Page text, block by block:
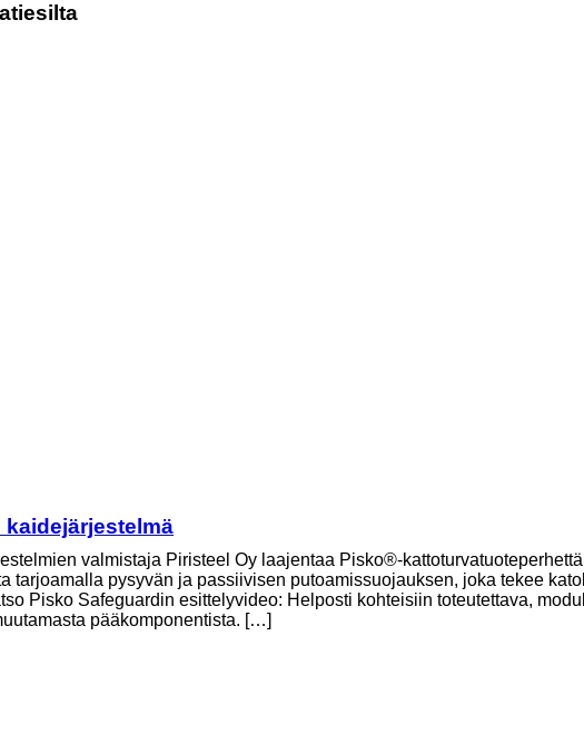
valmistaja Piristeel Oy laajentaa Pisko®-
tarjoamalla pysyvän ja passiivisen putoamissuojauksen, joka tekee
Pisko Safeguardin esittelyvideo: Helposti kohteisiin toteutettava,
pääkomponentista. […]